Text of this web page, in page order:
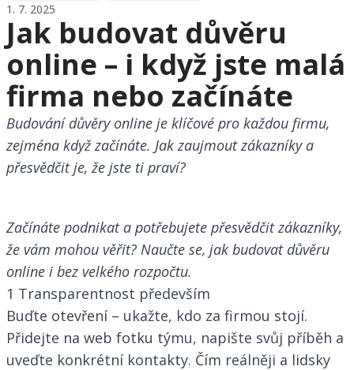
1. 7. 2025
Jak budovat důvěru
online – i když jste malá
firma nebo začínáte
Budování důvěry online je klíčové pro každou firmu,
zejména když začínáte. Jak zaujmout zákazníky a
přesvědčit je, že jste ti praví?
Začínáte podnikat a potřebujete přesvědčit zákazníky,
že vám mohou věřit? Naučte se, jak budovat důvěru
online i bez velkého rozpočtu.
1 Transparentnost především
Buďte otevření – ukažte, kdo za firmou stojí.
Přidejte na web fotku týmu, napište svůj příběh a
uveďte konkrétní kontakty. Čím reálněji a lidsky